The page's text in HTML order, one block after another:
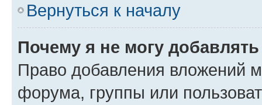
Вернуться к началу
Почему я не могу
Право добавления вложений
форума, группы или